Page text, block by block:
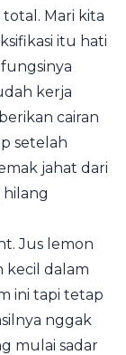
Mari kita
itu hati
kerja
cairan
setelah
jahat dari
Jus lemon
kecil dalam
ini tapi tetap
nggak
mulai sadar